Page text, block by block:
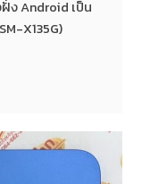
ง Android เป็น
X135G)